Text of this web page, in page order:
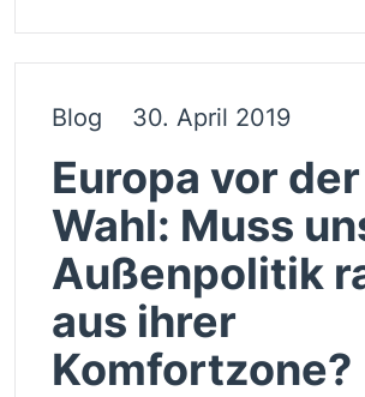
Blog 30. April 2019
Europa vor der
Wahl: Muss
Außenpolitik
aus ihrer
Komfortzone?